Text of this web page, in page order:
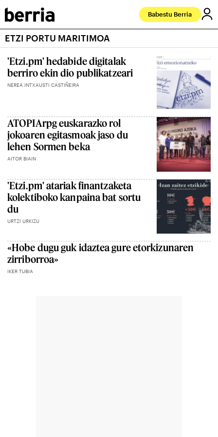
Babestu Berria
ETZI PORTU MARITIMOA
'Etzi.pm' hedabide digitalak
berriro ekin dio publikatzeari
NEREA INTXAUSTI CASTIÑEIRA
ATOPIArpg euskarazko rol
jokoaren egitasmoak jaso du
lehen Sormen beka
AITOR BIAIN
'Etzi.pm' atariak finantzaketa
kolektiboko kanpaina bat sortu
du
URTZI URKIZU
«Hobe dugu guk idaztea gure etorkizunaren
zirriborroa»
IKER TUBIA